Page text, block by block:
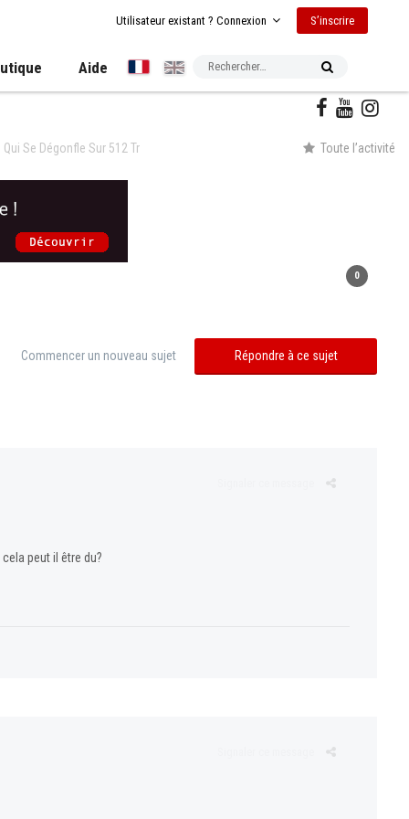
Utilisateur existant ? Connexion S’inscrire
Aide
Toute l’activité
Qui Se Dégonfle Sur 512 Tr
0
Répondre à ce sujet
Commencer un nouveau sujet
peut il être du?